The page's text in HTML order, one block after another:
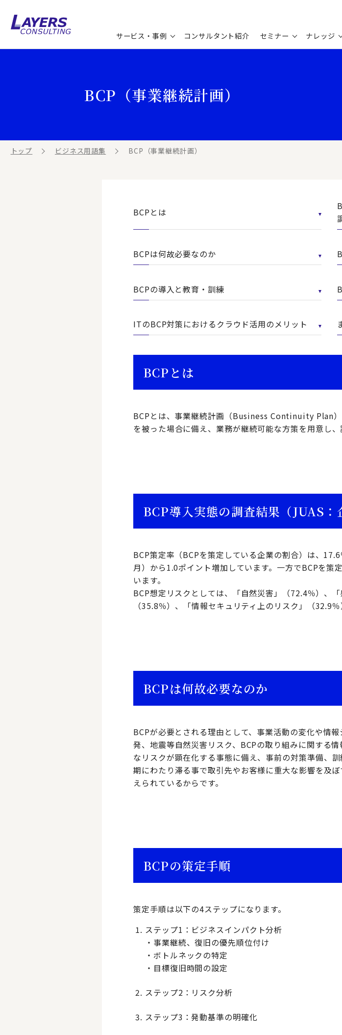
サービス・事例 コンサルタント紹介 セミナー ナレッジ
コンサルティング事例
コラム
ビジネステーマ解説集
人事
お知らせ
レイヤ
BCP（事業継続計画）
トップ ビジネス用語集 BCP（事業継続計画）
BCPとは
BCPは何故必要なのか
BCPの導入と教育・訓練
ITのBCP対策におけるクラウド活用のメリット
BCPとは
BCPとは、事業継続計画（Business Continuity Plan
を被った場合に備え、業務が継続可能な方策を用意し、
BCP導入実態の調査結果（JUAS：
BCP策定率（BCPを策定している企業の割合）は、
月）から1.0ポイント増加しています。一方でBCPを
います。
BCP想定リスクとしては、「自然災害」（72.4％）、
（35.8％）、「情報セキュリティ上のリスク」（32.9
BCPは何故必要なのか
BCPが必要とされる理由として、事業活動の変化や情
発、地震等自然災害リスク、BCPの取り組みに関する
なリスクが顕在化する事態に備え、事前の対策準備、
期にわたり滞る事で取引先やお客様に重大な影響を及
えられているからです。
BCPの策定手順
策定手順は以下の4ステップになります。
ステップ1：ビジネスインパクト分析
・事業継続、復旧の優先順位付け
・ボトルネックの特定
・目標復旧時間の設定
ステップ2：リスク分析
ステップ3：発動基準の明確化